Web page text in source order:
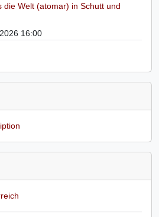
die Welt (atomar) in Schutt und
16:00